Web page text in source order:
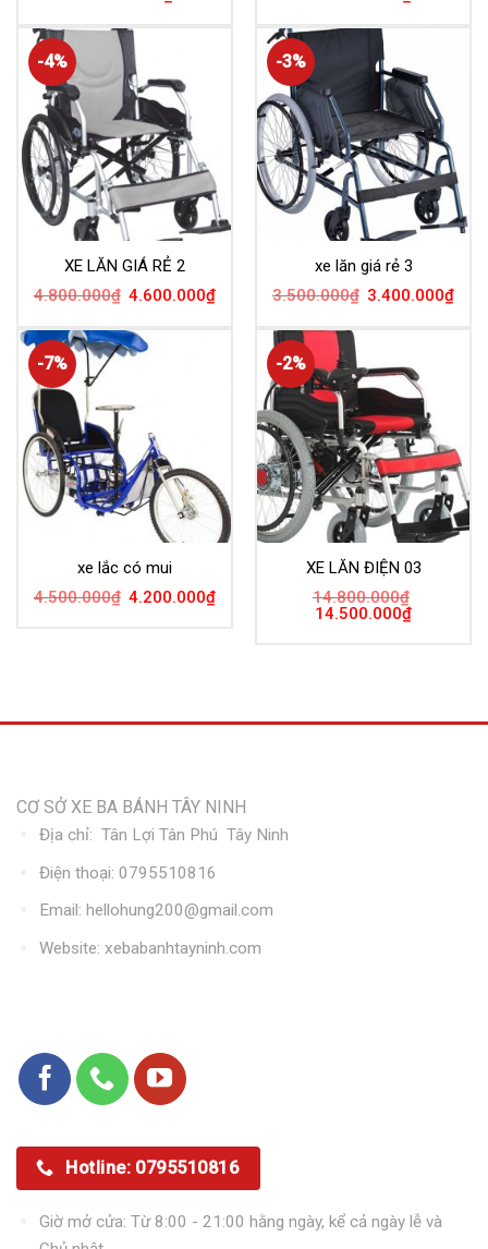
-4%
XE LĂN GIÁ RẺ 2
4.800.000₫ 4.600.000₫
-3%
xe lăn giá rẻ 3
3.500.000₫ 3.400.000₫
-7%
xe lắc có mui
4.500.000₫ 4.200.000₫
-2%
XE LĂN ĐIỆN 03
14.800.000₫
14.500.000₫
CƠ SỞ XE BA BÁNH TÂY NINH
Địa chỉ: Tân Lợi Tân Phú Tây Ninh
Điện thoại: 0795510816
Email: hellohung200@gmail.com
Website: xebabanhtayninh.com
Hotline: 0795510816
Giờ mở cửa: Từ 8:00 - 21:00 hằng ngày, kể cả ngày lễ và